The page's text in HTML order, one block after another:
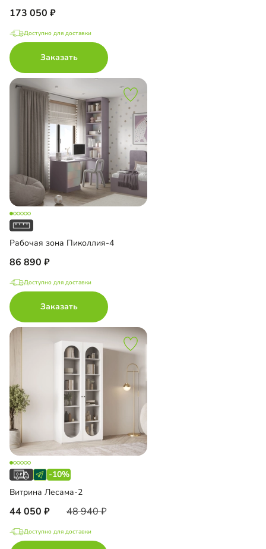
173 050
Доступно для доставки
Заказать
Рабочая зона Пиколлия-4
86 890
Доступно для доставки
Заказать
-10%
Витрина Лесама-2
44 050 48 940
Доступно для доставки